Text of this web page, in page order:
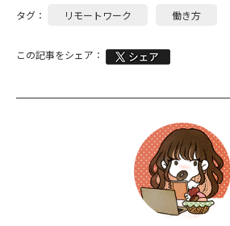
タグ： リモートワーク 働き方
この記事をシェア：